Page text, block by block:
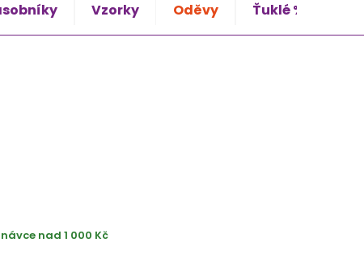
Vzorky Oděvy Ťuklé %
nad 1 000 Kč